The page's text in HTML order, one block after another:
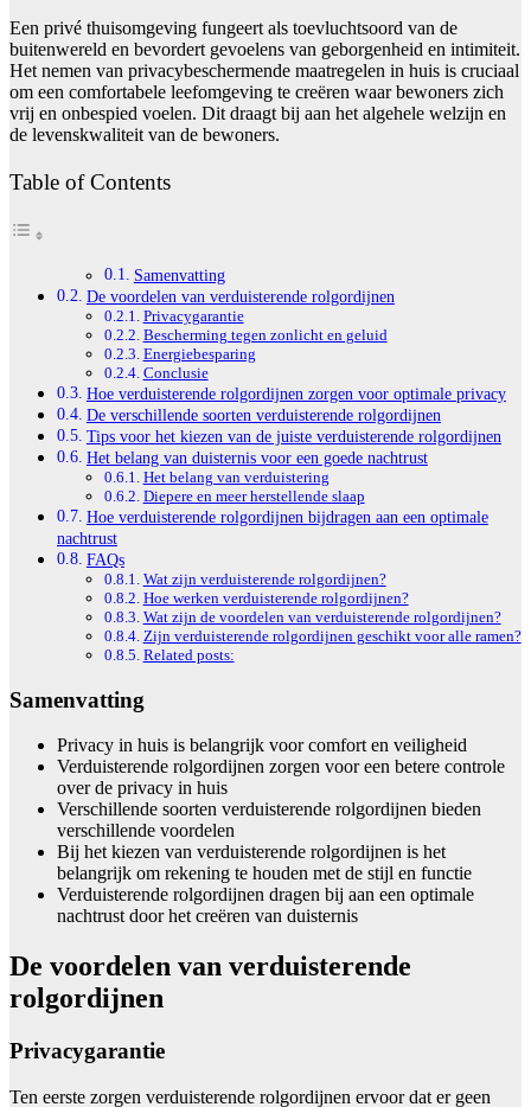
Een privé thuisomgeving fungeert als toevluchtsoord van de
buitenwereld en bevordert gevoelens van geborgenheid en intimiteit.
Het nemen van privacybeschermende maatregelen in huis is cruciaal
om een comfortabele leefomgeving te creëren waar bewoners zich
vrij en onbespied voelen. Dit draagt bij aan het algehele welzijn en
de levenskwaliteit van de bewoners.
Table of Contents
Samenvatting
De voordelen van verduisterende rolgordijnen
Privacygarantie
Bescherming tegen zonlicht en geluid
Energiebesparing
Conclusie
Hoe verduisterende rolgordijnen zorgen voor optimale privacy
De verschillende soorten verduisterende rolgordijnen
Tips voor het kiezen van de juiste verduisterende rolgordijnen
Het belang van duisternis voor een goede nachtrust
Het belang van verduistering
Diepere en meer herstellende slaap
Hoe verduisterende rolgordijnen bijdragen aan een optimale
nachtrust
FAQs
Wat zijn verduisterende rolgordijnen?
Hoe werken verduisterende rolgordijnen?
Wat zijn de voordelen van verduisterende rolgordijnen?
Zijn verduisterende rolgordijnen geschikt voor alle ramen?
Related posts:
Samenvatting
Privacy in huis is belangrijk voor comfort en veiligheid
Verduisterende rolgordijnen zorgen voor een betere controle
over de privacy in huis
Verschillende soorten verduisterende rolgordijnen bieden
verschillende voordelen
Bij het kiezen van verduisterende rolgordijnen is het
belangrijk om rekening te houden met de stijl en functie
Verduisterende rolgordijnen dragen bij aan een optimale
nachtrust door het creëren van duisternis
De voordelen van verduisterende
rolgordijnen
Privacygarantie
Ten eerste zorgen verduisterende rolgordijnen ervoor dat er geen